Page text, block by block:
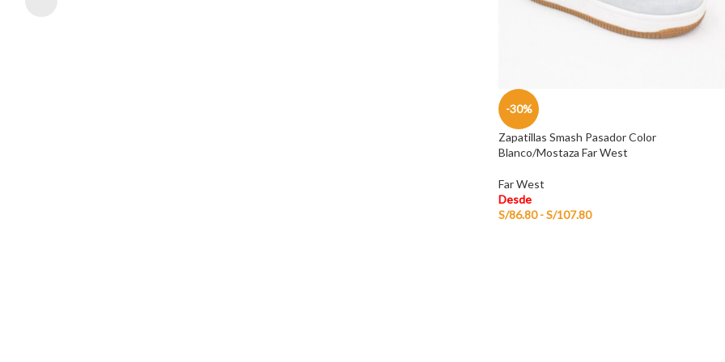
-30%
Zapatillas Smash Pasador Color
Blanco/Mostaza Far West
Far West
Desde
S/86.80 -S/107.80